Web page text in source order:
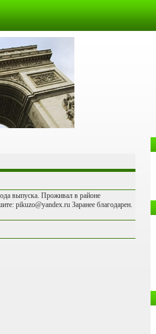
выпуска. Проживал в районе
pikuzo@yandex.ru Заранее благодарен.